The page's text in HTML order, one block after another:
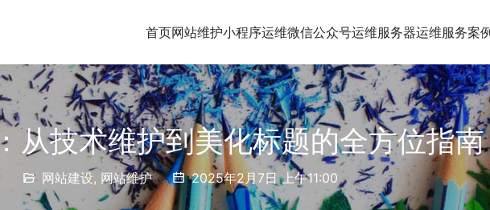
首页网站维护小程序运维微信公众号运维服务器运维服务案
从技术维护到美化标题的全方位指南
网站建设, 网站维护 2025年2月7日 上午11:00